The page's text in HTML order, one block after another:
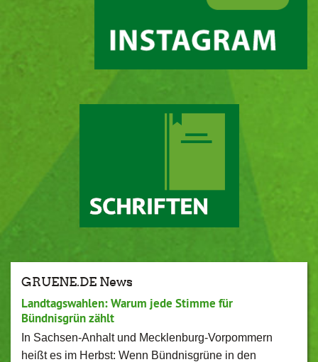
GRUENE.DE News
Landtagswahlen: Warum jede Stimme für
Bündnisgrün zählt
In Sachsen-Anhalt und Mecklenburg-Vorpommern
heißt es im Herbst: Wenn Bündnisgrüne in den